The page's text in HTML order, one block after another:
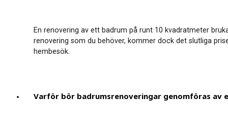
En renovering av ett badrum på runt 10 kvadratmeter
renovering som du behöver, kommer dock det slutliga
hembesök.
Varför bör badrumsrenoveringar genomföras av